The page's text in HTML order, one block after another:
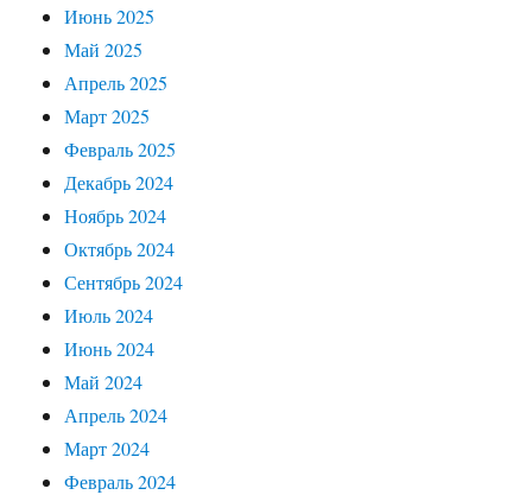
Июнь 2025
Май 2025
Апрель 2025
Март 2025
Февраль 2025
Декабрь 2024
Ноябрь 2024
Октябрь 2024
Сентябрь 2024
Июль 2024
Июнь 2024
Май 2024
Апрель 2024
Март 2024
Февраль 2024